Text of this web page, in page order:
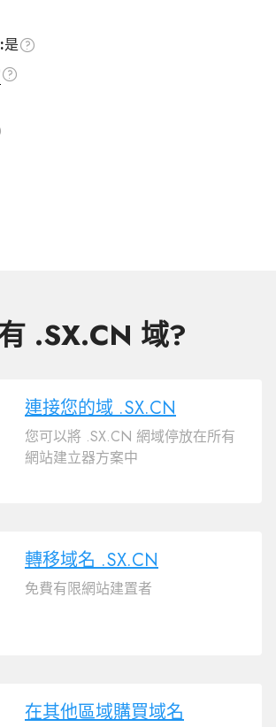
是
.SX.CN 域?
連接您的域 .SX.CN
您可以將 .SX.CN 網域停放在所有
網站建立器方案中
轉移域名 .SX.CN
免費有限網站建置者
在其他區域購買域名